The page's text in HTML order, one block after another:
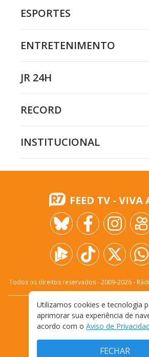
ESPORTES
ENTRETENIMENTO
JR 24H
RECORD
INSTITUCIONAL
FEED TV - VIVA
Todos os direitos reservados - 2009-2026-
FALE CONOSCO
TERMOS E CONDIÇÕES DE
Utilizamos cookies e tecnologia
aprimorar sua experiência de
acordo com o Aviso de
FECHAR